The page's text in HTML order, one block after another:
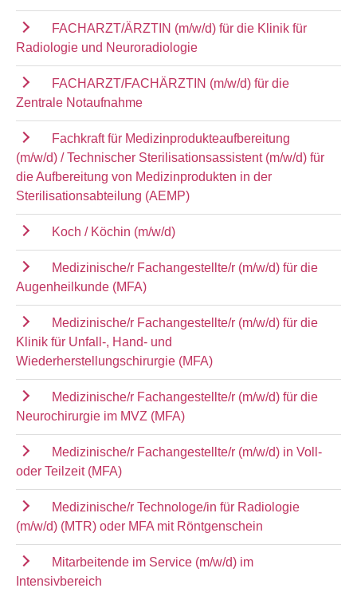
FACHARZT/ÄRZTIN (m/w/d) für die Klinik für
Radiologie und Neuroradiologie
FACHARZT/FACHÄRZTIN (m/w/d) für die
Zentrale Notaufnahme
Fachkraft für Medizinprodukteaufbereitung
(m/w/d) / Technischer Sterilisationsassistent (m/w/d) für
die Aufbereitung von Medizinprodukten in der
Sterilisationsabteilung (AEMP)
Koch / Köchin (m/w/d)
Medizinische/r Fachangestellte/r (m/w/d) für die
Augenheilkunde (MFA)
Medizinische/r Fachangestellte/r (m/w/d) für die
Klinik für Unfall-, Hand- und
Wiederherstellungschirurgie (MFA)
Medizinische/r Fachangestellte/r (m/w/d) für die
Neurochirurgie im MVZ (MFA)
Medizinische/r Fachangestellte/r (m/w/d) in Voll-
oder Teilzeit (MFA)
Medizinische/r Technologe/in für Radiologie
(m/w/d) (MTR) oder MFA mit Röntgenschein
Mitarbeitende im Service (m/w/d) im
Intensivbereich